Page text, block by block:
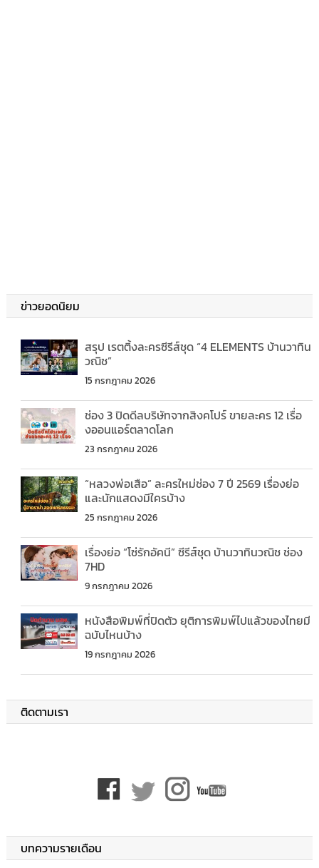
ข่าวยอดนิยม
สรุป เรตติ้งละครซีรีส์ชุด “4 ELEMENTS บ้านวาทิน
วณิช”
15 กรกฎาคม 2026
ช่อง 3 ปิดดีลบริษัทจากสิงคโปร์ ขายละคร 12 เรื่อ
งออนแอร์ตลาดโลก
23 กรกฎาคม 2026
“หลวงพ่อเสือ” ละครใหม่ช่อง 7 ปี 2569 เรื่องย่อ
และนักแสดงมีใครบ้าง
25 กรกฎาคม 2026
เรื่องย่อ “โซ่รักอัคนี” ซีรีส์ชุด บ้านวาทินวณิช ช่อง
7HD
9 กรกฎาคม 2026
หนังสือพิมพ์ที่ปิดตัว ยุติการพิมพ์ไปแล้วของไทยมี
ฉบับไหนบ้าง
19 กรกฎาคม 2026
ติดตามเรา
บทความรายเดือน